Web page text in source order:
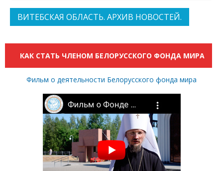
ВИТЕБСКАЯ ОБЛАСТЬ. АРХИВ НОВОСТЕЙ.
КАК СТАТЬ ЧЛЕНОМ БЕЛОРУССКОГО ФОНДА МИРА
Фильм о деятельности Белорусского фонда мира